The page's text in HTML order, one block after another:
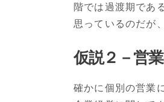
階では過渡期であ
思っているのだが
仮説２－営
確かに個別の営業